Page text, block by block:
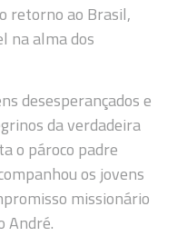
retorno ao Brasil,
na alma dos
desesperançados e
da verdadeira
o pároco padre
os jovens
missionário
André.